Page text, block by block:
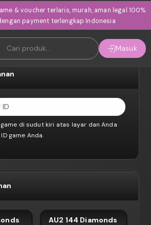
& voucher terlaris, murah, aman legal 100%
payment terlengkap Indonesia
Masuk
di sudut kiri atas layar dan Anda
game Anda.
AU2 144 Diamonds